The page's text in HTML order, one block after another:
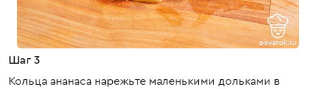
Шаг 3
Кольца ананаса нарежьте маленькими дольками в